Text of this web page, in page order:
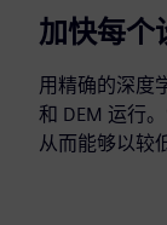
加快每个
用精确的深度
和 DEM 运行
从而能够以较